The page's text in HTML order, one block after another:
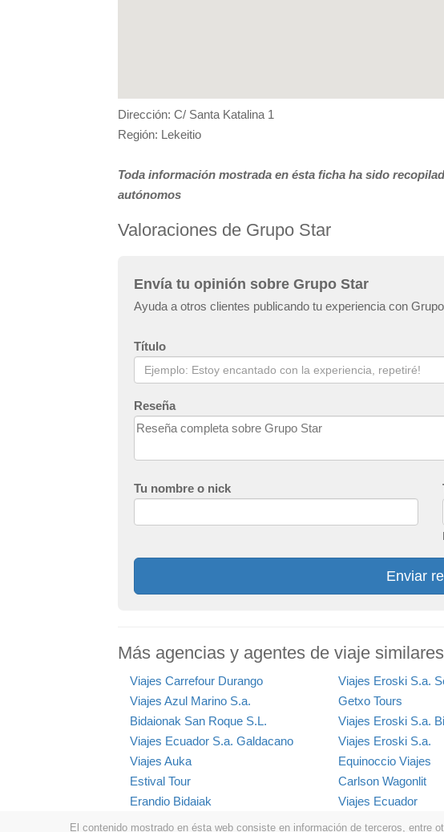
Dirección: C/ Santa Katalina 1
Región: Lekeitio
Toda información mostrada en ésta ficha ha sido
autónomos
Valoraciones de Grupo Star
Envía tu opinión sobre Grupo Star
Ayuda a otros clientes publicando tu experiencia con
Título
Reseña
Tu nombre o nick
Enviar
Más agencias y agentes de viaje
Viajes Carrefour Durango Viajes Eroski S.a.
Viajes Azul Marino S.a.
Getxo Tours
Bidaionak San Roque S.L.
Viajes Eroski S.a.
Viajes Ecuador S.a. Galdacano
Viajes Eroski S.a.
Viajes Auka
Equinoccio Viajes
Estival Tour
Carlson Wagonlit
Erandio Bidaiak
Viajes Ecuador
El contenido mostrado en ésta web consiste en información de terceros, entre